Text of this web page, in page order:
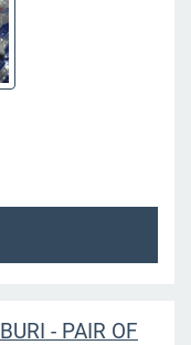
- PAIR OF